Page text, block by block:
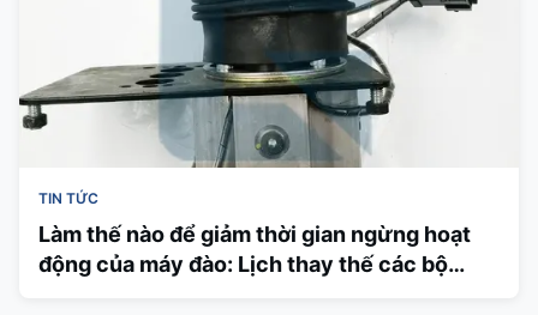
TIN TỨC
Làm thế nào để giảm thời gian ngừng hoạt
động của máy đào: Lịch thay thế các bộ